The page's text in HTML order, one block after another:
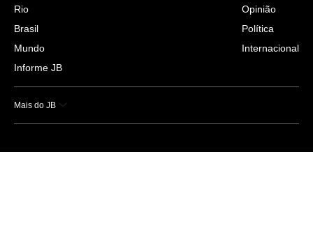
Rio
Brasil
Mundo
Informe JB
Opinião
Política
Internacional
Mais do JB
Esportes